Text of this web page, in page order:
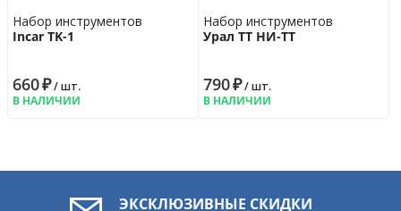
Набор инструментов
Incar TK-1
660₽/ шт.
В НАЛИЧИИ
Набор инструментов
Урал ТТ НИ-ТТ
790₽/ шт.
В НАЛИЧИИ
ЭКСКЛЮЗИВНЫЕ СКИДКИ